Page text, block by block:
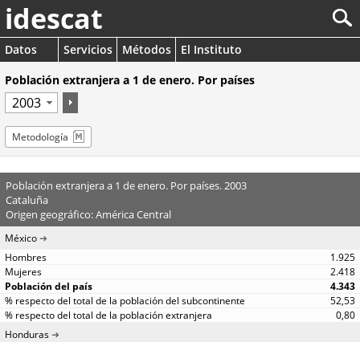
idescat
Datos Servicios Métodos
El Instituto
Población extranjera a 1 de enero. Por países
Metodología
Población extranjera a 1 de enero. Por países. 2003
Cataluña
Origen geográfico: América Central
México
1.925
2.418
4.343
52,53
0,80
Honduras